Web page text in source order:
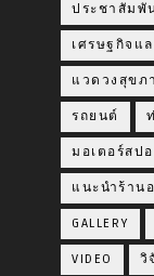
ประชาสัมพั
เศรษฐกิจแ
แวดวงสุขภ
รถยนต์
มอเตอร์สป
แนะนำร้าน
GALLERY
VIDEO วิ